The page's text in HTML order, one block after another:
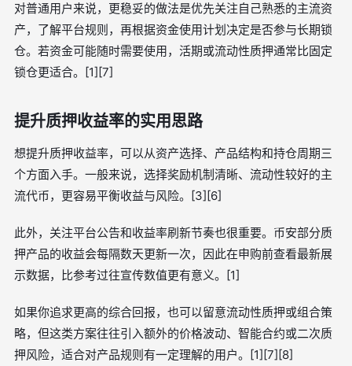
对普通用户来说，更稳妥的做法是优先关注自己熟悉的主流资
产，了解平台规则，再根据资金使用计划决定是否参与长期锁
仓。若资金可能随时需要使用，活期或流动性质押通常比固定
锁仓更适合。[1][7]
提升质押收益率的实用思路
想提升质押收益率，可以从资产选择、产品结构和持仓周期三
个方面入手。一般来说，选择奖励机制清晰、流动性较好的主
流代币，更容易平衡收益与风险。[3][6]
此外，关注平台公告和收益率刷新节奏也很重要。币安部分质
押产品的收益会每隔数天更新一次，因此在申购前查看最新展
示数据，比参考过往宣传数值更有意义。[1]
如果你追求更高的综合回报，也可以留意流动性质押或组合策
略，但这类方案往往引入额外的价格波动、智能合约或二次质
押风险，适合对产品规则有一定理解的用户。[1][7][8]